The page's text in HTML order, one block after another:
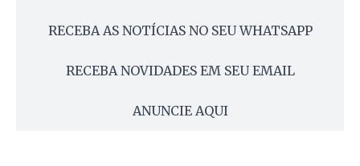
RECEBA AS NOTÍCIAS NO SEU WHATSAPP
RECEBA NOVIDADES EM SEU EMAIL
ANUNCIE AQUI